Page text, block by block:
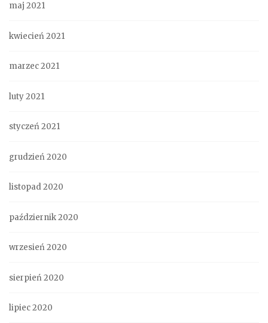
maj 2021
kwiecień 2021
marzec 2021
luty 2021
styczeń 2021
grudzień 2020
listopad 2020
październik 2020
wrzesień 2020
sierpień 2020
lipiec 2020